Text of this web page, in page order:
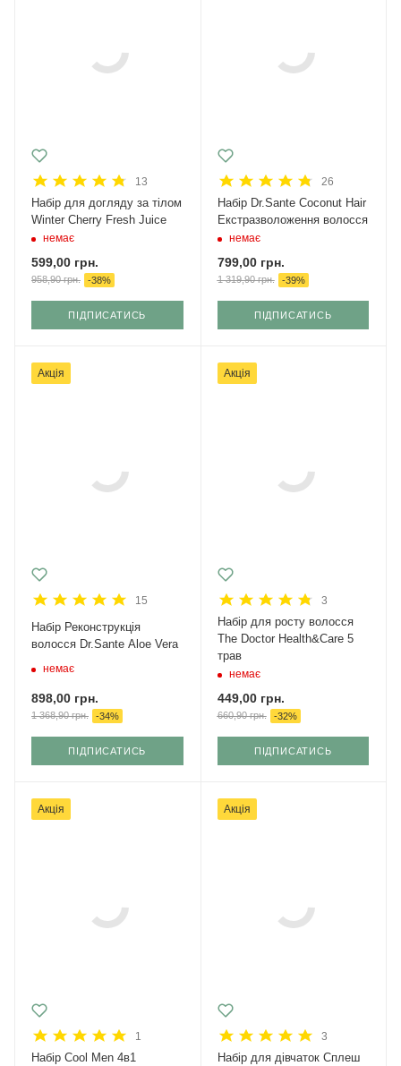
13
Набір для догляду за тілом
Winter Cherry Fresh Juice
немає
599,00 грн.
958,90грн. -38%
ПІДПИСАТИСЬ
26
Набір Dr.Sante Coconut Hair
Екстразволоження волосся
немає
799,00грн.
1 319,90грн. -39%
ПІДПИСАТИСЬ
Акція
15
Набір Реконструкція
волосся Dr.Sante Aloe Vera
немає
898,00 грн.
1 368,90грн. -34%
ПІДПИСАТИСЬ
Акція
3
Набір для росту волосся
The Doctor Health&Care 5
трав
немає
449,00грн.
660,90грн. -32%
ПІДПИСАТИСЬ
Акція
1
Набір Cool Men 4в1
Акція
3
Набір для дівчаток Сплеш